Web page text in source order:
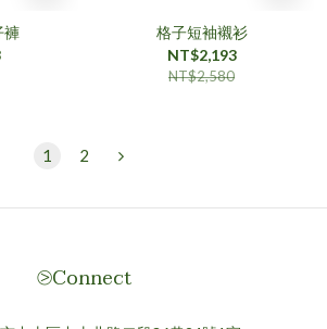
褲
格子短袖襯衫
NT$2,193
NT$2,580
1 2
⧁Connect